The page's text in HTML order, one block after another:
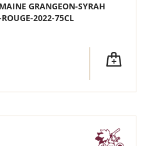
GRANGEON-SYRAH
ROUGE-2022-75CL